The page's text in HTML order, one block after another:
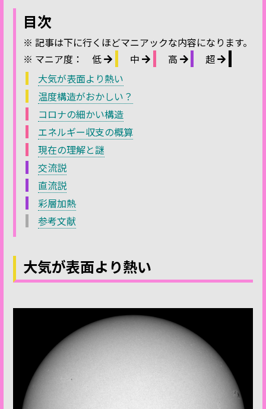
目次
※ 記事は下に行くほどマニアックな内容になります。
※ マニア度：
低 中 高
超
大気が表面より熱い
温度構造がおかしい？
コロナの細かい構造
エネルギー収支の概算
現在の理解と謎
交流説
直流説
彩層加熱
参考文献
大気が表面より熱い